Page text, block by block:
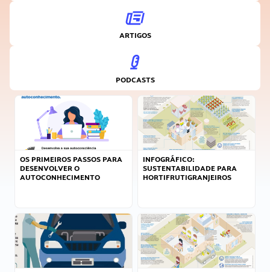
ARTIGOS
PODCASTS
OS PRIMEIROS PASSOS PARA
DESENVOLVER O
AUTOCONHECIMENTO
INFOGRÁFICO:
SUSTENTABILIDADE PARA
HORTIFRUTIGRANJEIROS